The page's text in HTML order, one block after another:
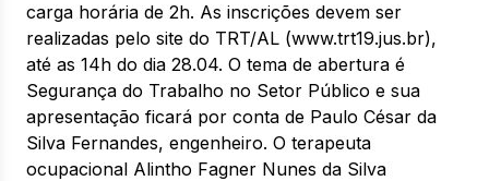
carga horária de 2h. As inscrições devem ser
realizadas pelo site do TRT/AL (www.trt19.jus.br),
até as 14h do dia 28.04. O tema de abertura é
Segurança do Trabalho no Setor Público e sua
apresentação ficará por conta de Paulo César da
Silva Fernandes, engenheiro. O terapeuta
ocupacional Alintho Fagner Nunes da Silva